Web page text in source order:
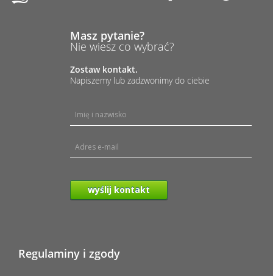
Masz pytanie?
Nie wiesz co wybrać?
Zostaw kontakt.
Napiszemy lub zadzwonimy do ciebie
wyślij kontakt
Regulaminy i zgody